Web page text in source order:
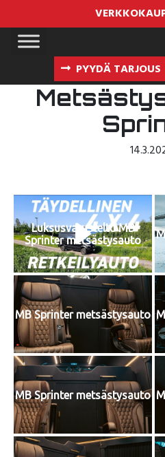
PYYDÄ TARJOUS
Luksusvarusteltu MB
Sprinter metsästysauto
MB Sprinter metsästysauto
MB Sprinter metsästysauto